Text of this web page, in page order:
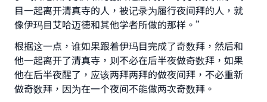
目一起离开清真寺的人，被记录为履行夜间拜的人，就
像伊玛目艾哈迈德和其他学者所做的那样。”
根据这一点，谁如果跟着伊玛目完成了奇数拜，然后和
他一起离开了清真寺，则不必在后半夜做奇数拜，如果
他在后半夜醒了，应该两拜两拜的做夜间拜，不必重新
做奇数拜，因为在一个夜间不能做两次奇数拜。